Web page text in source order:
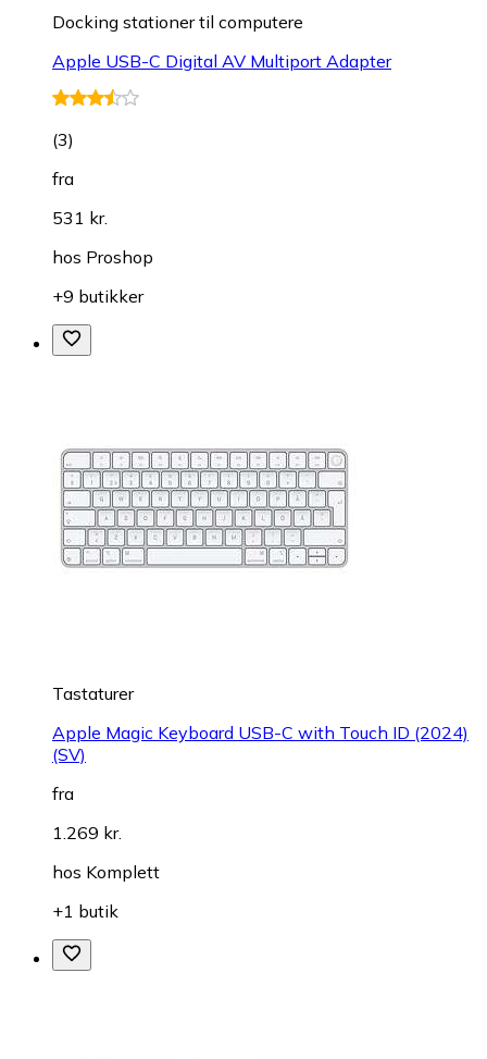
Docking stationer til computere
Apple USB-C Digital AV Multiport Adapter
(3)
fra
531 kr.
hos Proshop
+9 butikker
Tastaturer
Apple Magic Keyboard USB-C with Touch ID (2024)
(SV)
fra
1.269 kr.
hos Komplett
+1 butik